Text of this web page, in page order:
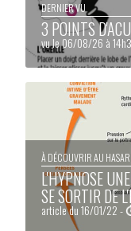
DERNIER VU
3 POINTS
vu le 06/08/26 à
À DÉCOUVRIR AU
L'HYPNOSE
SE SORTIR DE
article du 16/01/22 -